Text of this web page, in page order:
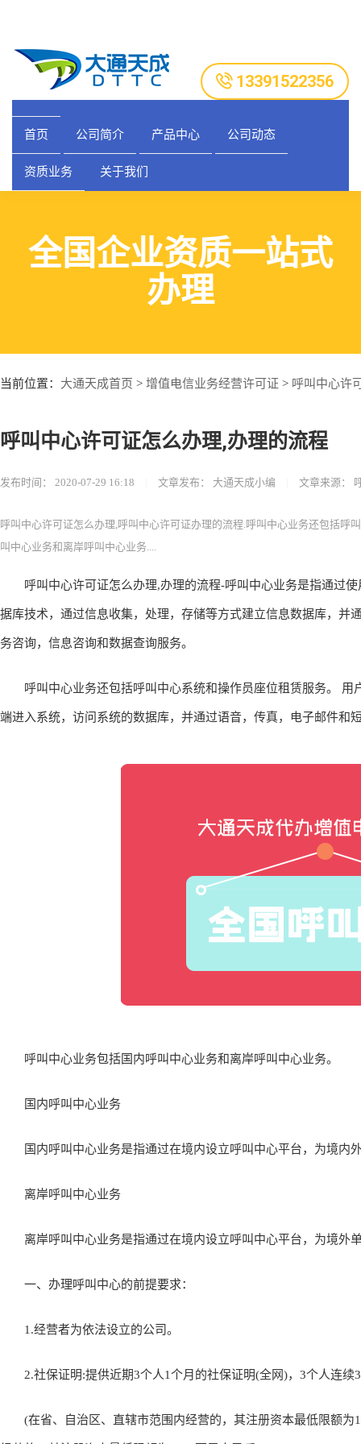
13391522356
首页 公司简介 产品中心 公司动态
资质业务 关于我们
全国企业资质一站式
办理
当前位置： 大通天成首页 > 增值电信业务经营许可证 > 呼叫中心许
呼叫中心许可证怎么办理,办理的流程
发布时间： 2020-07-29 16:18 文章发布： 大通天成小编 文章来源：
呼叫中心许可证怎么办理,呼叫中心许可证办理的流程.呼叫中心业务还包括呼
叫中心业务和离岸呼叫中心业务....
呼叫中心许可证怎么办理,办理的流程-呼叫中心业务是指通过使
据库技术，通过信息收集，处理，存储等方式建立信息数据库，并
务咨询，信息咨询和数据查询服务。
呼叫中心业务还包括呼叫中心系统和操作员座位租赁服务。 用
端进入系统，访问系统的数据库，并通过语音，传真，电子邮件和
呼叫中心业务包括国内呼叫中心业务和离岸呼叫中心业务。
国内呼叫中心业务
国内呼叫中心业务是指通过在境内设立呼叫中心平台，为境内
离岸呼叫中心业务
离岸呼叫中心业务是指通过在境内设立呼叫中心平台，为境外
一、办理呼叫中心的前提要求：
1.经营者为依法设立的公司。
2.社保证明:提供近期3个人1个月的社保证明(全网)，3个人连续
(在省、自治区、直辖市范围内经营的，其注册资本最低限额为